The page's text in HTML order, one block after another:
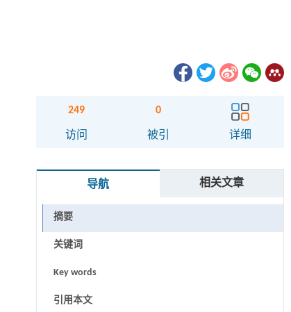
249
访问
0
被引 详细
导航 相关文章
摘要
关键词
Key words
引用本文